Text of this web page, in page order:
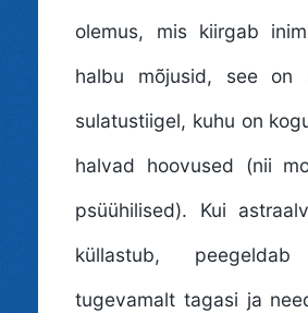
olemus, mis kiirgab
halbu mõjusid, see on
sulatustiigel, kuhu on
halvad hoovused (nii
psüühilised). Kui
küllastub,
tugevamalt tagasi ja